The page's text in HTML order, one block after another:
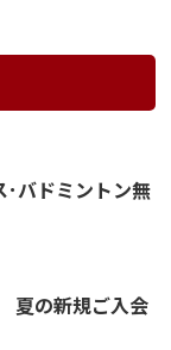
バドミントン無
夏の新規ご入会